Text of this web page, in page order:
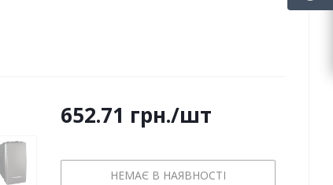
652.71 грн./шт
НЕМАЄ В НАЯВНОСТІ